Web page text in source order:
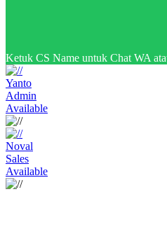
Ketuk CS Name untuk Chat WA
Yanto
Admin
Available
Noval
Sales
Available